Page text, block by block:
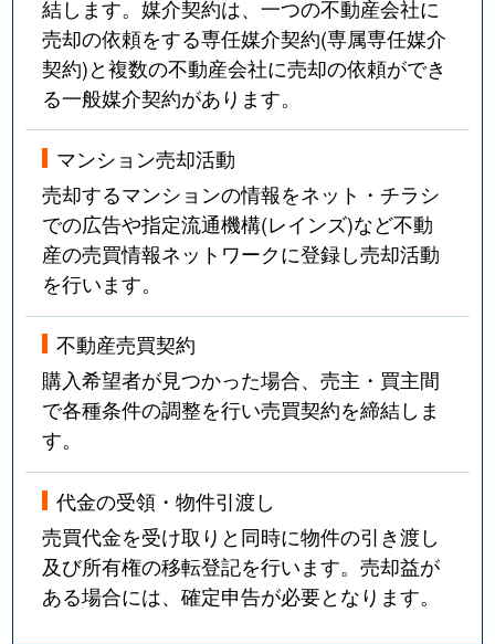
結します。媒介契約は、一つの不動産会社に
売却の依頼をする専任媒介契約(専属専任媒介
契約)と複数の不動産会社に売却の依頼ができ
る一般媒介契約があります。
マンション売却活動
売却するマンションの情報をネット・チラシ
での広告や指定流通機構(レインズ)など不動
産の売買情報ネットワークに登録し売却活動
を行います。
不動産売買契約
購入希望者が見つかった場合、売主・買主間
で各種条件の調整を行い売買契約を締結しま
す。
代金の受領・物件引渡し
売買代金を受け取りと同時に物件の引き渡し
及び所有権の移転登記を行います。売却益が
ある場合には、確定申告が必要となります。